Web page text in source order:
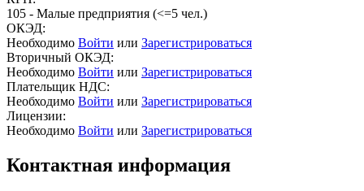
105 - Малые предприятия (<=5 чел.)
ОКЭД:
Необходимо Войти или Зарегистрироваться
Вторичный ОКЭД:
Необходимо Войти или Зарегистрироваться
Плательщик НДС:
Необходимо Войти или Зарегистрироваться
Лицензии:
Необходимо Войти или Зарегистрироваться
Контактная информация